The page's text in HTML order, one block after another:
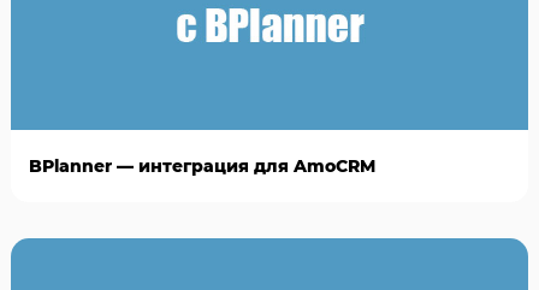
BPlanner — интеграция для AmoCRM